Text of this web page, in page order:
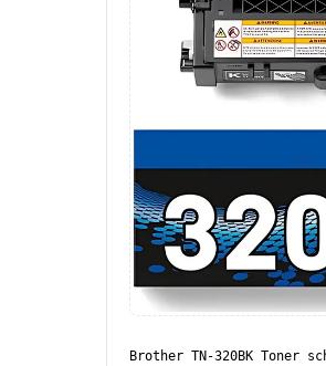
Brother TN-320BK Toner